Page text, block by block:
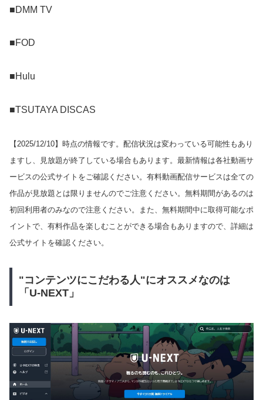
■DMM TV
■FOD
■Hulu
■TSUTAYA DISCAS
【 2025/12/10】時点の情報です。配信状況は変わっている可能性もあり
ますし、見放題が終了している場合もあります。最新情報は各社動画サ
ービスの公式サイトをご確認ください。有料動画配信サービスは全ての
作品が見放題とは限りませんのでご注意ください。無料期間があるのは
初回利用者のみなので注意ください。また、無料期間中に取得可能なポ
イントで、有料作品を楽しむことができる場合もありますので、詳細は
公式サイトを確認ください。
"コンテンツにこだわる人"にオススメなのは
「U-NEXT」